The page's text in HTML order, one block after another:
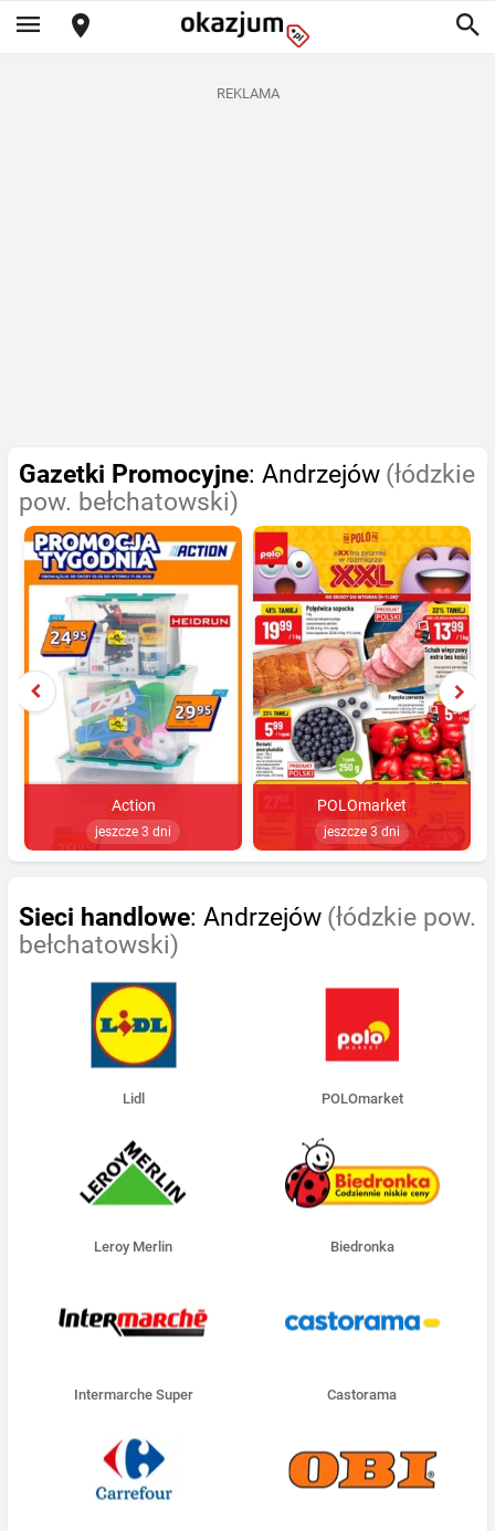
REKLAMA
Gazetki Promocyjne: Andrzejów (łódzkie
pow. bełchatowski)
Action
jeszcze 3 dni
POLOmarket
jeszcze 3 dni
Sieci handlowe: Andrzejów (łódzkie pow.
bełchatowski)
Lidl POLOmarket
Leroy Merlin Biedronka
Intermarche Super Castorama